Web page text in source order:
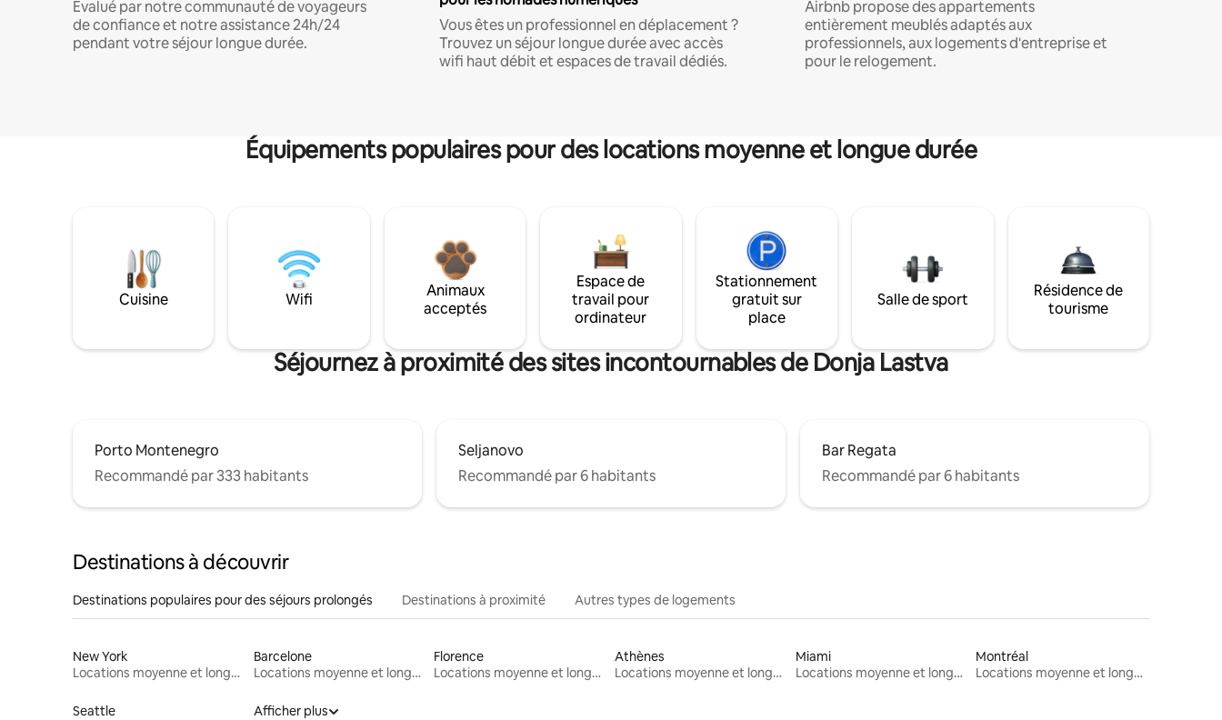
Évalué par notre communauté de voyageurs
de confiance et notre assistance 24h/24
pendant votre séjour longue durée.
Vous êtes un professionnel en déplacement ?
Trouvez un séjour longue durée avec accès
wifi haut débit et espaces de travail dédiés.
Airbnb propose des appartements
entièrement meublés adaptés aux
professionnels, aux logements d'entreprise et
pour le relogement.
Équipements populaires pour des locations moyenne et longue durée
Cuisine Wifi
Animaux
acceptés
Espace de
travail pour
ordinateur
Stationnement
gratuit sur
place
Salle de sport
Résidence de
tourisme
Séjournez à proximité des sites incontournables de Donja Lastva
Porto Montenegro
Recommandé par 333 habitants
Seljanovo
Recommandé par 6 habitants
Bar Regata
Recommandé par 6 habitants
Destinations à découvrir
Destinations populaires pour des séjours prolongés Destinations à proximité Autres types de logements
New York
Locations moyenne et longue durée
Barcelone
Locations moyenne et longue durée
Florence
Locations moyenne et longue durée
Athènes
Locations moyenne et longue durée
Miami
Locations moyenne et longue durée
Montréal
Locations moyenne et longue durée
Seattle
Afficher plus